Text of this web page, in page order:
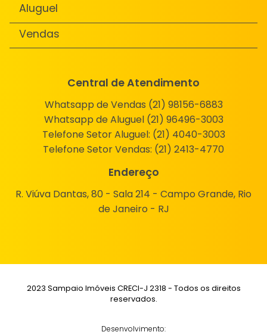
Aluguel
Vendas
Central de Atendimento
Whatsapp de Vendas (21) 98156-6883
Whatsapp de Aluguel (21) 96496-3003
Telefone Setor Aluguel: (21) 4040-3003
Telefone Setor Vendas: (21) 2413-4770
Endereço
R. Viúva Dantas, 80 - Sala 214 - Campo Grande, Rio
de Janeiro - RJ
2023 Sampaio Imóveis CRECI-J 2318 - Todos os direitos
reservados.
Desenvolvimento: